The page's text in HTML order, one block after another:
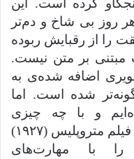
کرده است. این
روز بی شاخ و دم‌تر
از رقبایش ربوده
بر متن نیست.
اضافه شده‌ی به
شده است. اما
و با چه چیزی
روبروییم؟ آیا مانند روت‌وانگ در فیلم متروپلیس (۱۹۲۷)
را با مهارت‌های